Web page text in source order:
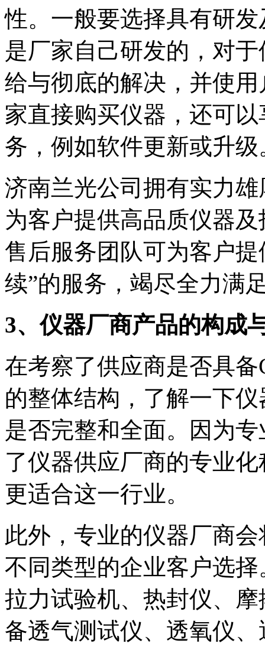
性。一般要选择具有研
是厂家自己研发的，对
给与彻底的解决，并使
家直接购买仪器，还可
务，例如软件更新或升级
济南兰光公司拥有实力
为客户提供高品质仪器
售后服务团队可为客户
续”的服务，竭尽全力满
3、仪器厂商产品的构成
在考察了供应商是否具
的整体结构，了解一下
是否完整和全面。因为
了仪器供应厂商的专业
更适合这一行业。
此外，专业的仪器厂商
不同类型的企业客户选
拉力试验机、热封仪、
备透气测试仪、透氧仪